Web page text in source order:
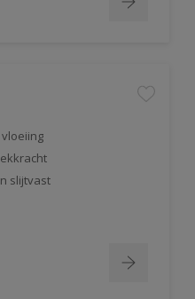
slijtvast